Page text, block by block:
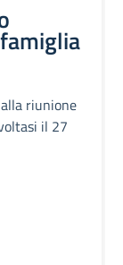
riunione
il 27